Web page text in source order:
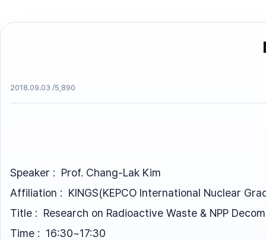
2018.09.03 /5,890
Speaker : Prof. Chang-Lak Kim
Affiliation : KINGS(KEPCO International Nuclear
Title : Research on Radioactive Waste & NPP
Time : 16:30~17:30